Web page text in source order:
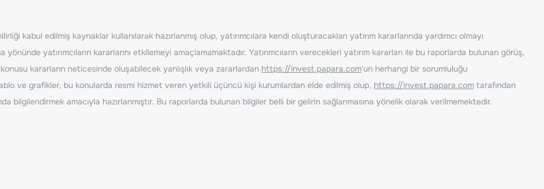
kabul edilmiş kaynaklar kullanılarak hazırlanmış olup, yatırımcılara kendi oluşturacakları yatırım kararlarında yardımcı olmayı
yatırımcıların kararlarını etkilemeyi amaçlamamaktadır. Yatırımcıların verecekleri yatırım kararları ile bu raporlarda bulunan görüş,
kararların neticesinde oluşabilecek yanlışlık veya zararlardan https://invest.papara.com'un herhangi bir sorumluluğu
ve grafikler, bu konularda resmi hizmet veren yetkili üçüncü kişi kurumlardan elde edilmiş olup, https://invest.papara.com tarafından
bilgilendirmek amacıyla hazırlanmıştır. Bu raporlarda bulunan bilgiler belli bir gelirin sağlanmasına yönelik olarak verilmemektedir.